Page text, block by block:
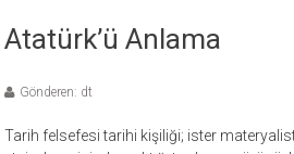
Atatürk’ü Anlama
Gönderen: dt
Tarih felsefesi tarihi kişiliği; ister